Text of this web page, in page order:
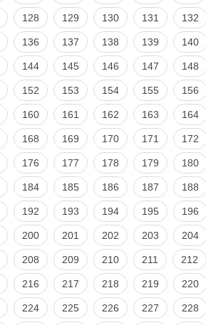
128 129 130 131 132
136 137 138 139 140
144 145 146 147 148
152 153 154 155 156
160 161 162 163 164
168 169 170 171 172
176 177 178 179 180
184 185 186 187 188
192 193 194 195 196
200 201 202 203 204
208 209 210 211 212
216 217 218 219 220
224 225 226 227 228